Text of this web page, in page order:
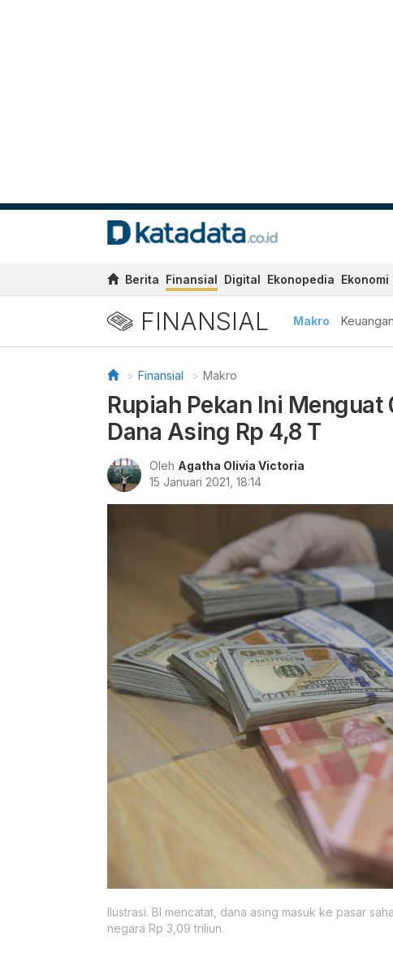
Berita Finansial Digital Ekonopedia Ekonomi
FINANSIAL Makro Keuangan
Finansial Makro
Rupiah Pekan Ini
Dana Asing Rp 4,8 T
Oleh Agatha Olivia Victoria
15 Januari 2021, 18:14
Ilustrasi. BI mencatat, dana asing masuk ke pasar
negara Rp 3,09 triliun.